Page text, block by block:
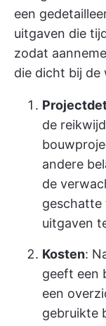
een
uitgaven die
zodat
die dicht bij de
de
andere
de
geschatte
uitgaven
Kosten:
geeft een
een
gebruikte